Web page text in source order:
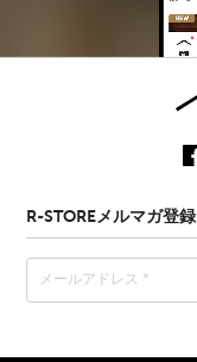
R-STOREメルマガ登録